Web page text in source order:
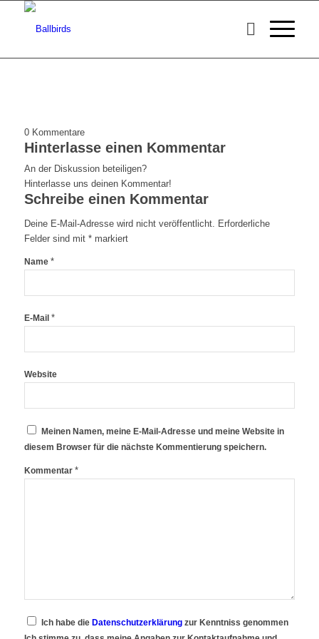
0 Kommentare
Hinterlasse einen Kommentar
An der Diskussion beteiligen?
Hinterlasse uns deinen Kommentar!
Schreibe einen Kommentar
Deine E-Mail-Adresse wird nicht veröffentlicht. Erforderliche
Felder sind mit *markiert
Name *
E-Mail *
Website
Meinen Namen, meine E-Mail-Adresse und meine Website in
diesem Browser für die nächste Kommentierung speichern.
Kommentar *
Ich habe die Datenschutzerklärungzur Kenntniss genommen